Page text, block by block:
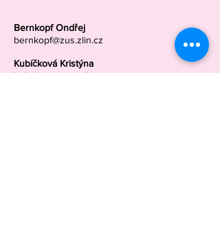
Bernkopf Ondřej
bernkopf@zus.zlin.cz
Kubíčková Kristýna
kubickova@zus.zlin.cz